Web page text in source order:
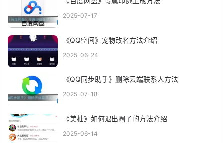
2025-07-17
《QQ空间》宠物改名方法介绍
2025-06-24
《QQ同步助手》删除云端联系人方法
2025-07-18
《美柚》如何退出圈子的方法介绍
2025-06-14